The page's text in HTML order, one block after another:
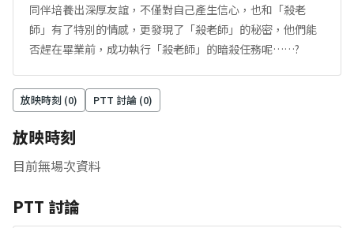
同伴培養出深厚友誼，不僅對自己產生信心，也和「殺老
師」有了特別的情感，更發現了「殺老師」的秘密，他們能
否趕在畢業前，成功執行「殺老師」的暗殺任務呢……?
放映時刻 (0) PTT 討論 (0)
放映時刻
目前無場次資料
PTT 討論